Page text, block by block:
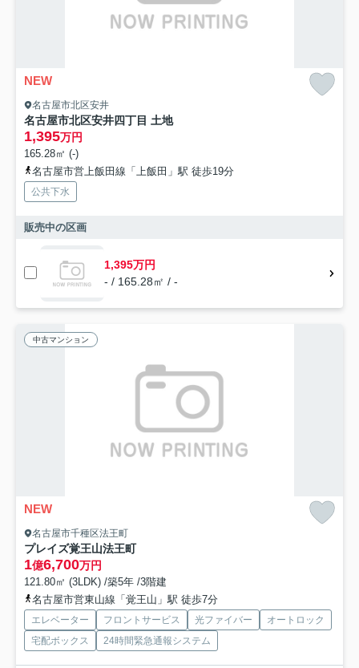
NEW
名古屋市北区安井
名古屋市北区安井四丁目 土地
1,395万円
165.28㎡ (-)
名古屋市営上飯田線「上飯田」駅 徒歩19分
公共下水
販売中の区画
1,395万円
- / 165.28㎡ / -
中古マンション
NEW
名古屋市千種区法王町
プレイズ覚王山法王町
1億6,700万円
121.80㎡ (3LDK) /築5年 /3階建
名古屋市営東山線「覚王山」駅 徒歩7分
エレベーター フロントサービス 光ファイバー
オートロック
宅配ボックス
24時間緊急通報システム